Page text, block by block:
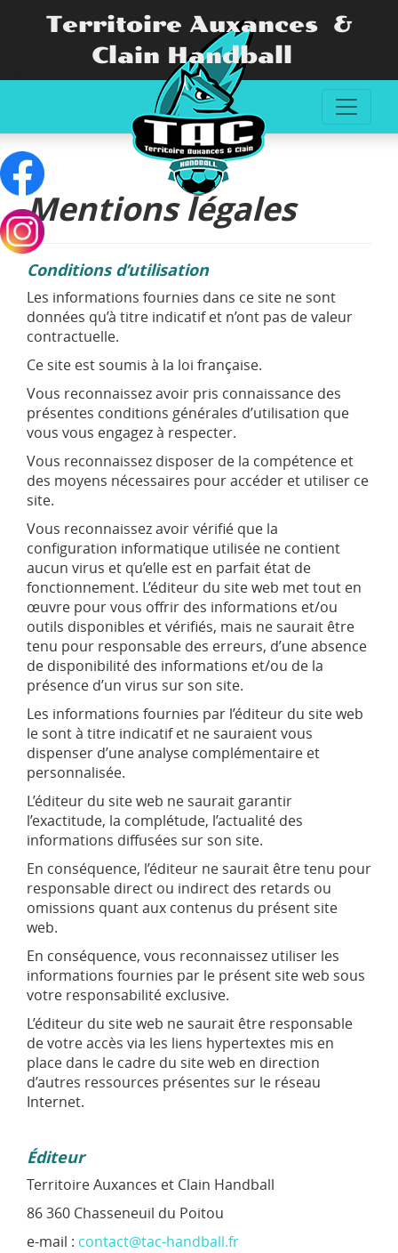
Territoire Auxances &
Clain Handball
Mentions légales
Conditions d’utilisation
Les informations fournies dans ce site ne sont
données qu’à titre indicatif et n’ont pas de valeur
contractuelle.
Ce site est soumis à la loi française.
Vous reconnaissez avoir pris connaissance des
présentes conditions générales d’utilisation que
vous vous engagez à respecter.
Vous reconnaissez disposer de la compétence et
des moyens nécessaires pour accéder et utiliser ce
site.
Vous reconnaissez avoir vérifié que la
configuration informatique utilisée ne contient
aucun virus et qu’elle est en parfait état de
fonctionnement. L’éditeur du site web met tout en
œuvre pour vous offrir des informations et/ou
outils disponibles et vérifiés, mais ne saurait être
tenu pour responsable des erreurs, d’une absence
de disponibilité des informations et/ou de la
présence d’un virus sur son site.
Les informations fournies par l’éditeur du site web
le sont à titre indicatif et ne sauraient vous
dispenser d’une analyse complémentaire et
personnalisée.
L’éditeur du site web ne saurait garantir
l’exactitude, la complétude, l’actualité des
informations diffusées sur son site.
En conséquence, l’éditeur ne saurait être tenu pour
responsable direct ou indirect des retards ou
omissions quant aux contenus du présent site
web.
En conséquence, vous reconnaissez utiliser les
informations fournies par le présent site web sous
votre responsabilité exclusive.
L’éditeur du site web ne saurait être responsable
de votre accès via les liens hypertextes mis en
place dans le cadre du site web en direction
d’autres ressources présentes sur le réseau
Internet.
Éditeur
Territoire Auxances et Clain Handball
86 360 Chasseneuil du Poitou
e-mail : contact@tac-handball.fr